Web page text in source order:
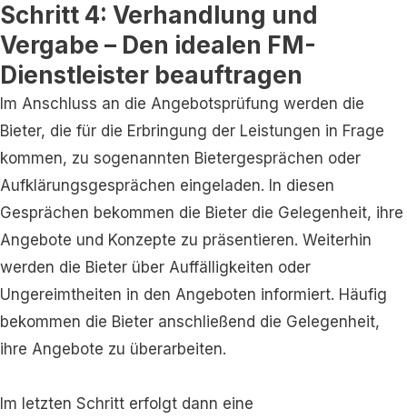
Schritt 4: Verhandlung und
Vergabe – Den idealen FM-
Dienstleister beauftragen
Im Anschluss an die Angebotsprüfung werden die
Bieter, die für die Erbringung der Leistungen in Frage
kommen, zu sogenannten Bietergesprächen oder
Aufklärungsgesprächen eingeladen. In diesen
Gesprächen bekommen die Bieter die Gelegenheit, ihre
Angebote und Konzepte zu präsentieren. Weiterhin
werden die Bieter über Auffälligkeiten oder
Ungereimtheiten in den Angeboten informiert. Häufig
bekommen die Bieter anschließend die Gelegenheit,
ihre Angebote zu überarbeiten.
Im letzten Schritt erfolgt dann eine